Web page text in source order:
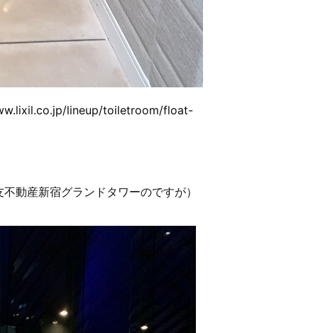
lineup/toiletroom/float-
動産新宿グランドタワーのですが）